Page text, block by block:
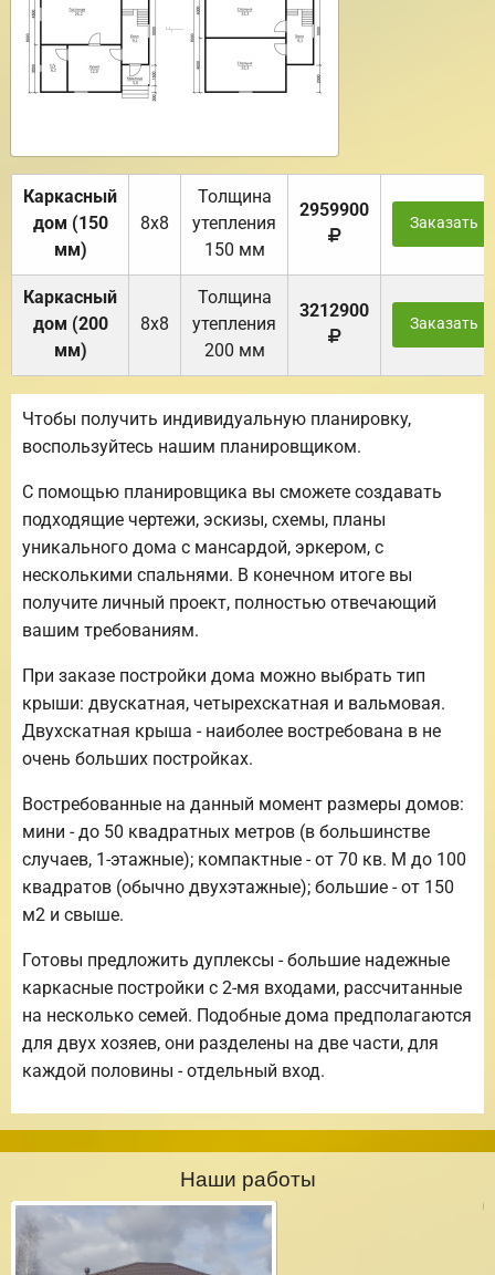
Каркасный
дом (150
мм)
8х8
Толщина
утепления
150 мм
2959900
Заказать
Каркасный
дом (200
мм)
8х8
Толщина
утепления
200 мм
3212900
Заказать
Чтобы получить индивидуальную планировку,
воспользуйтесь нашим планировщиком.
С помощью планировщика вы сможете создавать
подходящие чертежи, эскизы, схемы, планы
уникального дома с мансардой, эркером, с
несколькими спальнями. В конечном итоге вы
получите личный проект, полностью отвечающий
вашим требованиям.
При заказе постройки дома можно выбрать тип
крыши: двускатная, четырехскатная и вальмовая.
Двухскатная крыша - наиболее востребована в не
очень больших постройках.
Востребованные на данный момент размеры домов:
мини - до 50 квадратных метров (в большинстве
случаев, 1-этажные); компактные - от 70 кв. М до 100
квадратов (обычно двухэтажные); большие - от 150
м2 и свыше.
Готовы предложить дуплексы - большие надежные
каркасные постройки с 2-мя входами, рассчитанные
на несколько семей. Подобные дома предполагаются
для двух хозяев, они разделены на две части, для
каждой половины - отдельный вход.
Наши работы